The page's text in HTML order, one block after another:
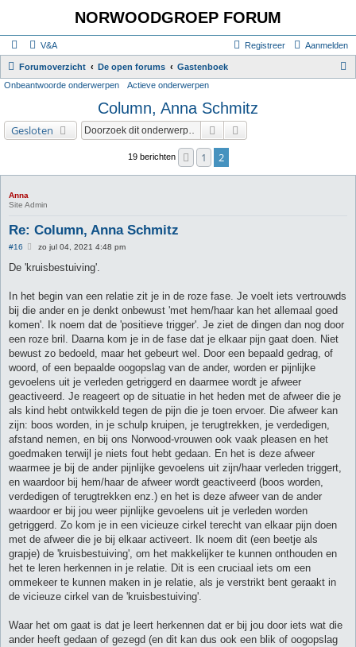
NORWOODGROEP FORUM
V&A Aanmelden
Registreer
Forumoverzicht De open forums Gastenboek
Onbeantwoorde onderwerpen Actieve onderwerpen
Column, Anna Schmitz
Gesloten Zoek
19 berichten Vorige
1 2
Anna
Site Admin
Re: Column, Anna Schmitz
#16
B
r
h
zo jul 04, 2021 4:48 pm
De 'kruisbestuiving'.
In het begin van een relatie zit je in de roze fase. Je voelt iets vertrouwds
bij die ander en je denkt onbewust 'met hem/haar kan het allemaal goed
komen'. Ik noem dat de 'positieve trigger'. Je ziet de dingen dan nog door
een roze bril. Daarna kom je in de fase dat je elkaar pijn gaat doen. Niet
bewust zo bedoeld, maar het gebeurt wel. Door een bepaald gedrag, of
woord, of een bepaalde oogopslag van de ander, worden er pijnlijke
gevoelens uit je verleden getriggerd en daarmee wordt je afweer
geactiveerd. Je reageert op de situatie in het heden met de afweer die je
als kind hebt ontwikkeld tegen de pijn die je toen ervoer. Die afweer kan
zijn: boos worden, in je schulp kruipen, je terugtrekken, je verdedigen,
afstand nemen, en bij ons Norwood-vrouwen ook vaak pleasen en het
goedmaken terwijl je niets fout hebt gedaan. En het is deze afweer
waarmee je bij de ander pijnlijke gevoelens uit zijn/haar verleden triggert,
en waardoor bij hem/haar de afweer wordt geactiveerd (boos worden,
verdedigen of terugtrekken enz.) en het is deze afweer van de ander
waardoor er bij jou weer pijnlijke gevoelens uit je verleden worden
getriggerd. Zo kom je in een vicieuze cirkel terecht van elkaar pijn doen
met de afweer die je bij elkaar activeert. Ik noem dit (een beetje als
grapje) de 'kruisbestuiving', om het makkelijker te kunnen onthouden en
het te leren herkennen in je relatie. Dit is een cruciaal iets om een
ommekeer te kunnen maken in je relatie, als je verstrikt bent geraakt in
de vicieuze cirkel van de 'kruisbestuiving'.
Waar het om gaat is dat je leert herkennen dat er bij jou door iets wat die
ander heeft gedaan of gezegd (en dit kan dus ook een blik of oogopslag